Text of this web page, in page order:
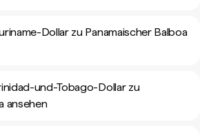
Dollar zu Panamaischer Balboa
und-Tobago-Dollar zu
ansehen